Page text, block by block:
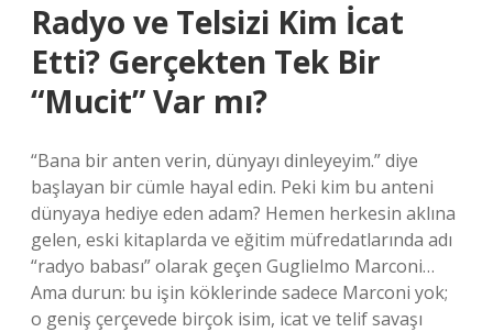
Radyo ve Telsizi Kim İcat
Etti? Gerçekten Tek Bir
“Mucit” Var mı?
“Bana bir anten verin, dünyayı dinleyeyim.” diye
başlayan bir cümle hayal edin. Peki kim bu anteni
dünyaya hediye eden adam? Hemen herkesin aklına
gelen, eski kitaplarda ve eğitim müfredatlarında adı
“radyo babası” olarak geçen Guglielmo Marconi…
Ama durun: bu işin köklerinde sadece Marconi yok;
o geniş çerçevede birçok isim, icat ve telif savaşı